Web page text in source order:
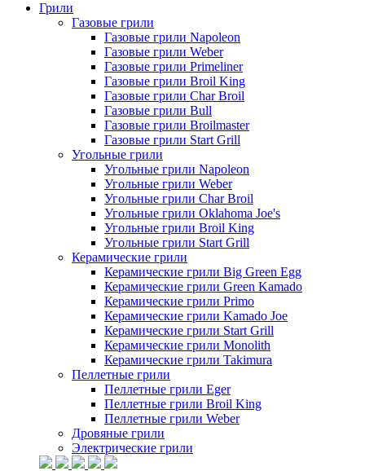
Грили
Газовые грили
Газовые грили Napoleon
Газовые грили Weber
Газовые грили Primeliner
Газовые грили Broil King
Газовые грили Char Broil
Газовые грили Bull
Газовые грили Broilmaster
Газовые грили Start Grill
Угольные грили
Угольные грили Napoleon
Угольные грили Weber
Угольные грили Char Broil
Угольные грили Oklahoma Joe's
Угольные грили Broil King
Угольные грили Start Grill
Керамические грили
Керамические грили Big Green Egg
Керамические грили Green Kamado
Керамические грили Primo
Керамические грили Kamado Joe
Керамические грили Start Grill
Керамические грили Monolith
Керамические грили Takimura
Пеллетные грили
Пеллетные грили Eger
Пеллетные грили Broil King
Пеллетные грили Weber
Дровяные грили
Электрические грили